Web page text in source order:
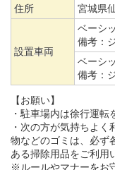
住所 宮城県
設置車両
ベーシ
備考：
ベーシ
備考：
【お願い】
・駐車場内は徐行運転
・次の方が気持ちよ
物などのゴミは、必ず
ある掃除用品をご利用
※ルールやマナーをお